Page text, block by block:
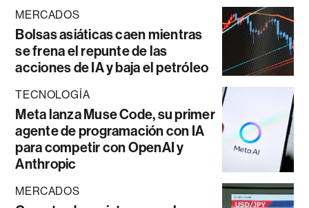
MERCADOS
Bolsas asiáticas caen mientras
se frena el repunte de las
acciones de IA y baja el petróleo
TECNOLOGÍA
Meta lanza Muse Code, su primer
agente de programación con IA
para competir con OpenAI y
Anthropic
MERCADOS